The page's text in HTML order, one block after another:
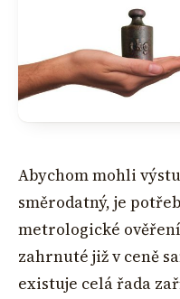
Abychom mohli
směrodatný, je
metrologické
zahrnuté již v ceně
existuje celá řada